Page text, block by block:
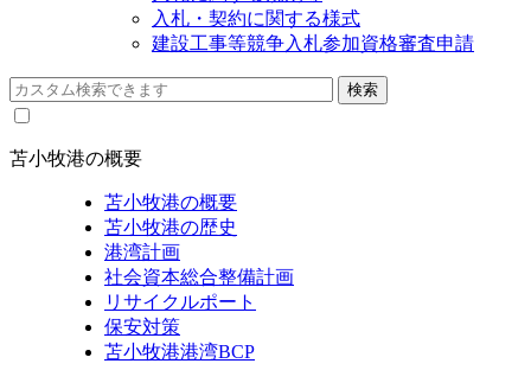
入札・契約に関する様式
建設工事等競争入札参加資格審査申請
苫小牧港の概要
苫小牧港の概要
苫小牧港の歴史
港湾計画
社会資本総合整備計画
リサイクルポート
保安対策
苫小牧港港湾BCP